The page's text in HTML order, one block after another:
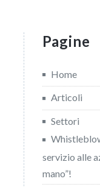
Pagine
Home
Articoli
Settori
servizio alle
mano”!